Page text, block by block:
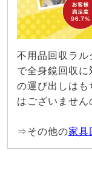
不用品回収ラ
で全身鏡回収
の運び出しはも
はございません
⇒その他の家具